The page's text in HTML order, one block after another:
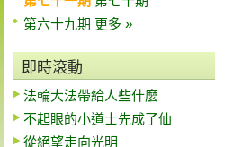
第六十九期 更多 »
即時滾動
法輪大法帶給人些什麼
不起眼的小道士先成了仙
從絕望走向光明